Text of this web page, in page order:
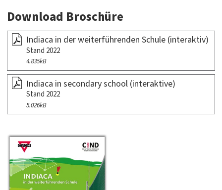
Download Broschüre
Indiaca in der weiterführenden Schule (interaktiv)
Stand 2022
4.835kB
Indiaca in secondary school (interaktive)
Stand 2022
5.026kB